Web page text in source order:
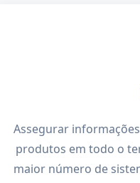
Assegurar
produtos em todo o
maior número de